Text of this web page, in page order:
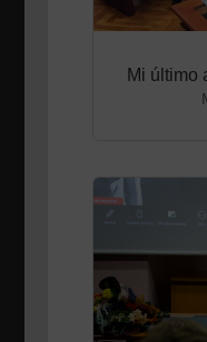
Mi último